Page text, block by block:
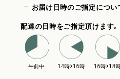
お届け日時のご指定につい
配達の日時をご指定頂けます。